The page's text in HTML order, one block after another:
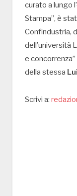
curato a lungo
Stampa”, è
Confindustria,
dell’università
e
della stessa
Scrivi a: